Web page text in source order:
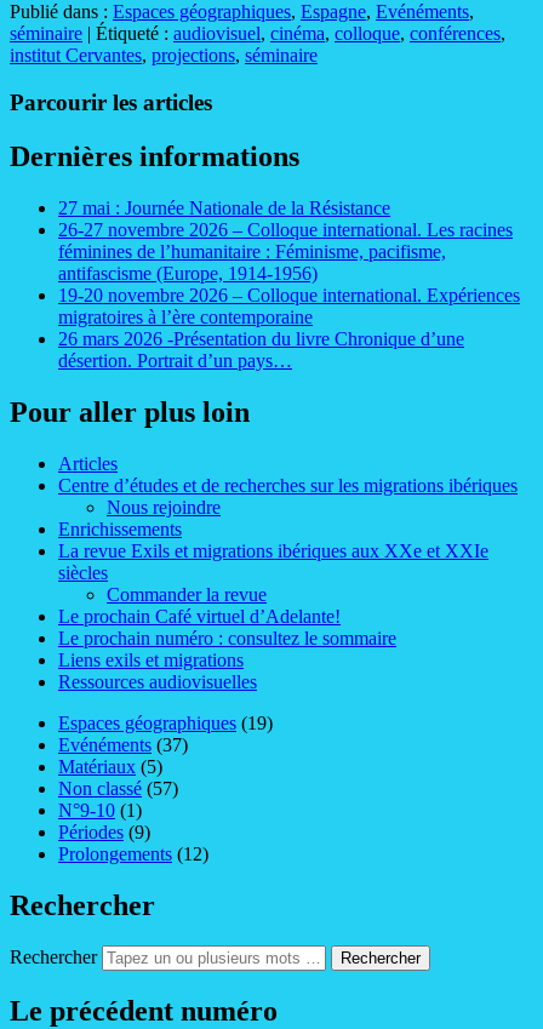
Publié dans : Espaces géographiques, Espagne, Evénéments,
séminaire | Étiqueté : audiovisuel, cinéma, colloque, conférences,
institut Cervantes, projections, séminaire
Parcourir les articles
Dernières informations
27 mai : Journée Nationale de la Résistance
26-27 novembre 2026 – Colloque international. Les racines
féminines de l’humanitaire : Féminisme, pacifisme,
antifascisme (Europe, 1914-1956)
19-20 novembre 2026 – Colloque international. Expériences
migratoires à l’ère contemporaine
26 mars 2026 -Présentation du livre Chronique d’une
désertion. Portrait d’un pays…
Pour aller plus loin
Articles
Centre d’études et de recherches sur les migrations ibériques
Nous rejoindre
Enrichissements
La revue Exils et migrations ibériques aux XXe et XXIe
siècles
Commander la revue
Le prochain Café virtuel d’Adelante!
Le prochain numéro : consultez le sommaire
Liens exils et migrations
Ressources audiovisuelles
Espaces géographiques (19)
Evénéments (37)
Matériaux (5)
Non classé (57)
N°9-10 (1)
Périodes (9)
Prolongements (12)
Rechercher
Rechercher
Le précédent numéro